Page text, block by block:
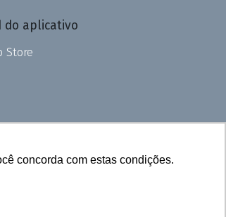
concorda com estas condições.
do aplicativo
Store